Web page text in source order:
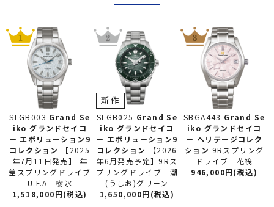
SLGB003 Grand Se
iko グランドセイコ
ー エボリューション9
コレクション
【2025
年7月11日発売】 年
差スプリングドライブ
U.F.A 樹氷
1,518,000円(税込)
SLGB025 Grand Se
iko グランドセイコ
ー エボリューション9
コレクション
【2026
年6月発売予定】9Rス
プリングドライブ 潮
(うしお)グリーン
新作
1,650,000円(税込)
SBGA443 Grand Se
iko グランドセイコ
ー ヘリテージコレク
ション 9Rスプリング
ドライブ 花筏
946,000円(税込)